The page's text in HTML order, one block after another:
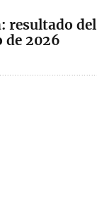
resultado del
de 2026